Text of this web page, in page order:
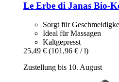
Le Erbe di Janas Bio-​
Sorgt für
Ideal für Massagen
Kaltgepresst
25,49 € (101,96 € / l)
Zustellung bis 10. August